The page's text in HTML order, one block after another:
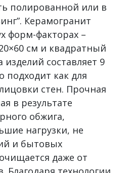
полированной или в
Керамогранит
форм-факторах –
см и квадратный
составляет 9
подходит как для
стен. Прочная
в результате
обжига,
нагрузки, не
и бытовых
даже от